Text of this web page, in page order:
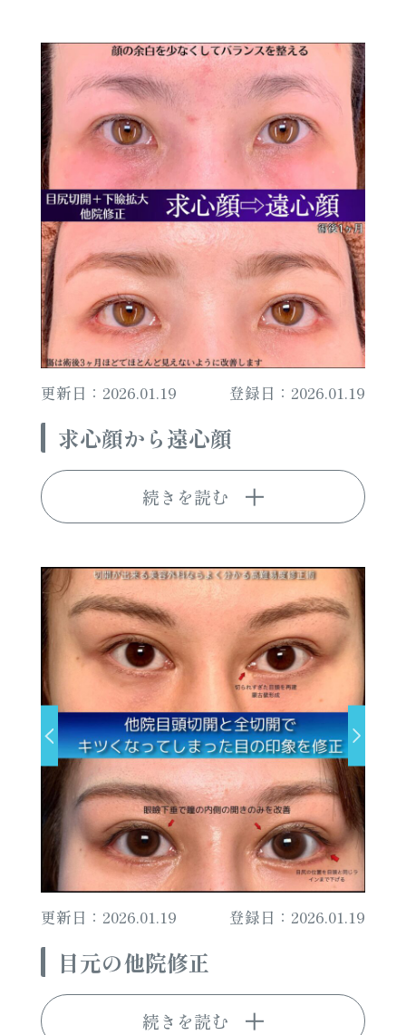
更新日：2026.01.19 登録日：2026.01.19
求心顔から遠心顔
続きを読む
更新日：2026.01.19 登録日：2026.01.19
目元の他院修正
続きを読む